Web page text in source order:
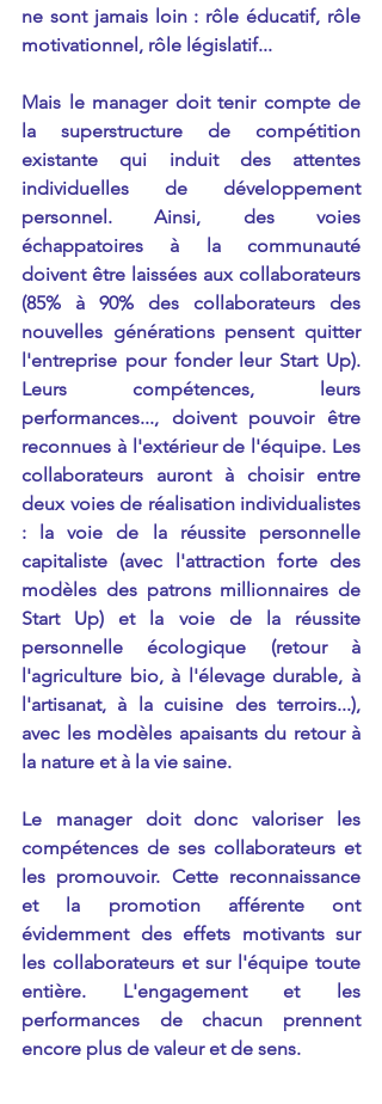
ne sont jamais loin : rôle éducatif, rôle
motivationnel, rôle législatif...
Mais le manager doit tenir compte de
la superstructure de compétition
existante qui induit des attentes
individuelles de développement
personnel. Ainsi, des voies
échappatoires à la communauté
doivent être laissées aux collaborateurs
(85% à 90% des collaborateurs des
nouvelles générations pensent quitter
l'entreprise pour fonder leur Start Up).
Leurs compétences, leurs
performances..., doivent pouvoir être
reconnues à l'extérieur de l'équipe. Les
collaborateurs auront à choisir entre
deux voies de réalisation individualistes
: la voie de la réussite personnelle
capitaliste (avec l'attraction forte des
modèles des patrons millionnaires de
Start Up) et la voie de la réussite
personnelle écologique (retour à
l'agriculture bio, à l'élevage durable, à
l'artisanat, à la cuisine des terroirs...),
avec les modèles apaisants du retour à
la nature et à la vie saine.
Le manager doit donc valoriser les
compétences de ses collaborateurs et
les promouvoir. Cette reconnaissance
et la promotion afférente ont
évidemment des effets motivants sur
les collaborateurs et sur l'équipe toute
entière. L'engagement et les
performances de chacun prennent
encore plus de valeur et de sens.